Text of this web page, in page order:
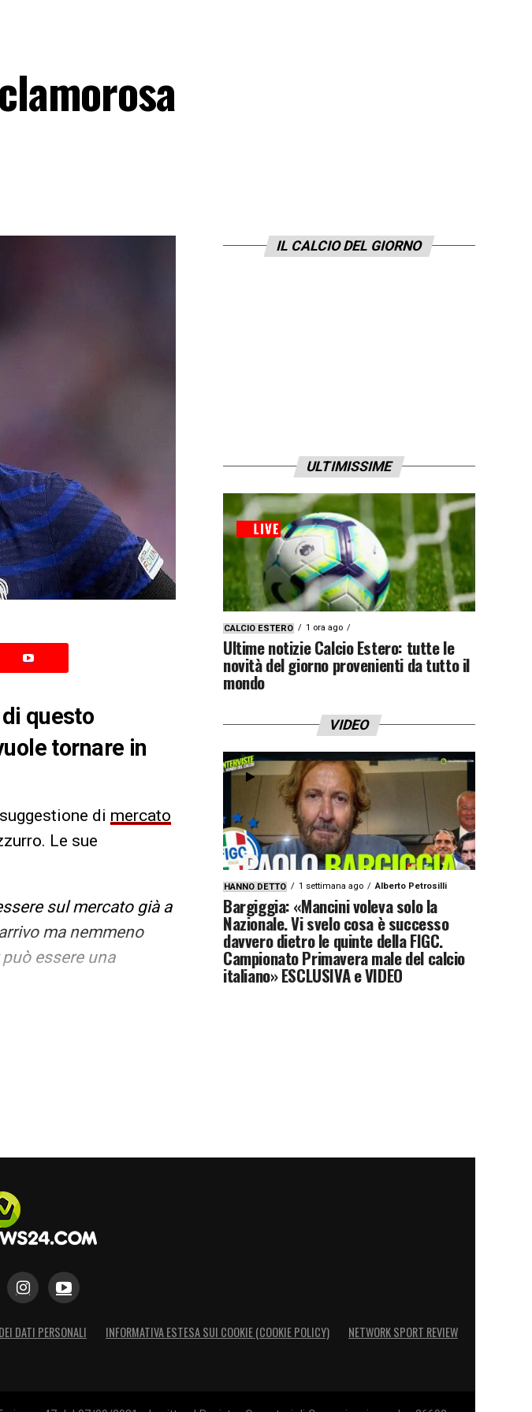
questo
tornare in
di mercato
Le sue
sul mercato già a
ma nemmeno
essere una
IL CALCIO DEL GIORNO
ULTIMISSIME
CALCIO ESTERO 1 ora ago
Ultime notizie Calcio Estero: tutte le
novità del giorno provenienti da tutto il
mondo
VIDEO
HANNO DETTO 1 settimana ago Alberto Petrosilli
Bargiggia: «Mancini voleva solo la
Nazionale. Vi svelo cosa è successo
davvero dietro le quinte della FIGC.
Campionato Primavera male del calcio
italiano» ESCLUSIVA e VIDEO
DATI PERSONALI INFORMATIVA ESTESA SUI COOKIE (COOKIE POLICY) NETWORK SPORT REVIEW